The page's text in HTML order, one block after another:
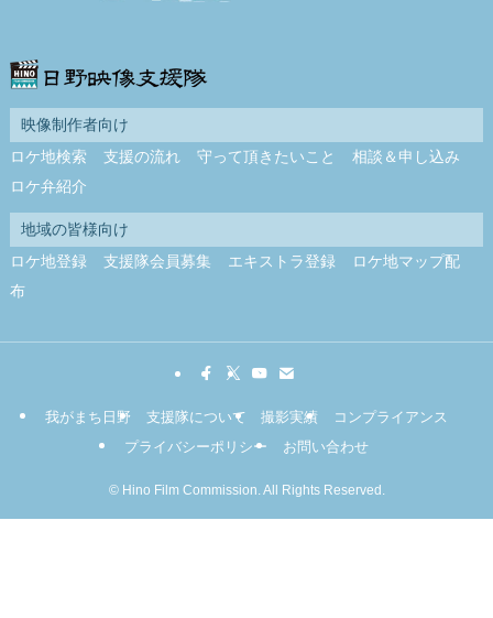
映像制作者向け
ロケ地検索
支援の流れ 守って頂きたいこと
相談＆申し込み
ロケ弁紹介
地域の皆様向け
ロケ地登録
支援隊会員募集 エキストラ登録
ロケ地マップ配
布
我がまち日野 支援隊について 撮影実績
コンプライアンス
プライバシーポリシー
お問い合わせ
©Hino Film Commission. All Rights Reserved.